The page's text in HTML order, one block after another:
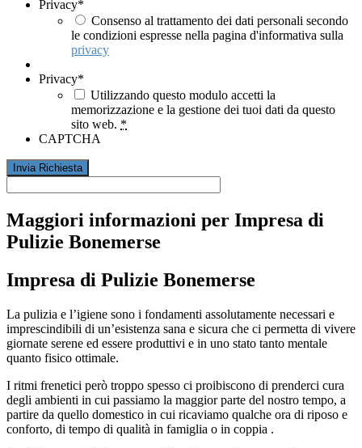
Privacy*
Consenso al trattamento dei dati personali secondo
le condizioni espresse nella pagina d'informativa sulla
privacy
Privacy*
Utilizzando questo modulo accetti la
memorizzazione e la gestione dei tuoi dati da questo
sito web. *
CAPTCHA
Maggiori informazioni per Impresa di
Pulizie Bonemerse
Impresa di Pulizie Bonemerse
La pulizia e l’igiene sono i fondamenti assolutamente necessari e
imprescindibili di un’esistenza sana e sicura che ci permetta di vivere
giornate serene ed essere produttivi e in uno stato tanto mentale
quanto fisico ottimale.
I ritmi frenetici però troppo spesso ci proibiscono di prenderci cura
degli ambienti in cui passiamo la maggior parte del nostro tempo, a
partire da quello domestico in cui ricaviamo qualche ora di riposo e
conforto, di tempo di qualità in famiglia o in coppia .